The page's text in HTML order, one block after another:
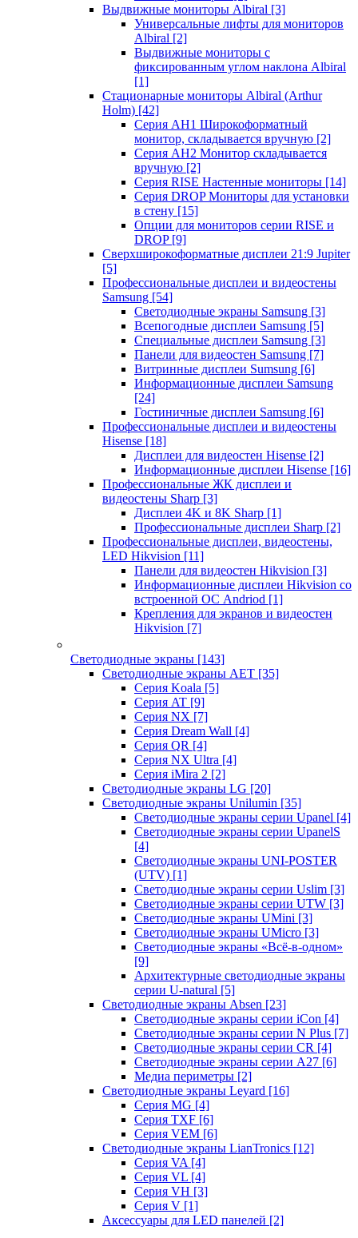
Выдвижные мониторы Albiral [3]
Универсальные лифты для мониторов
Albiral [2]
Выдвижные мониторы с
фиксированным углом наклона Albiral
[1]
Стационарные мониторы Albiral (Arthur
Holm) [42]
Серия AH1 Широкоформатный
монитор, складывается вручную [2]
Серия AH2 Монитор складывается
вручную [2]
Серия RISE Настенные мониторы [14]
Серия DROP Мониторы для установки
в стену [15]
Опции для мониторов серии RISE и
DROP [9]
Сверхширокоформатные дисплеи 21:9 Jupiter
[5]
Профессиональные дисплеи и видеостены
Samsung [54]
Светодиодные экраны Samsung [3]
Всепогодные дисплеи Samsung [5]
Специальные дисплеи Samsung [3]
Панели для видеостен Samsung [7]
Витринные дисплеи Sumsung [6]
Информационные дисплеи Samsung
[24]
Гостиничные дисплеи Samsung [6]
Профессиональные дисплеи и видеостены
Hisense [18]
Дисплеи для видеостен Hisense [2]
Информационные дисплеи Hisense [16]
Профессиональные ЖК дисплеи и
видеостены Sharp [3]
Дисплеи 4K и 8K Sharp [1]
Профессиональные дисплеи Sharp [2]
Профессиональные дисплеи, видеостены,
LED Hikvision [11]
Панели для видеостен Hikvision [3]
Информационные дисплеи Hikvision со
встроенной ОС Andriod [1]
Крепления для экранов и видеостен
Hikvision [7]
Светодиодные экраны [143]
Светодиодные экраны AET [35]
Cерия Koala [5]
Серия AT [9]
Серия NX [7]
Серия Dream Wall [4]
Серия QR [4]
Серия NX Ultra [4]
Серия iMira 2 [2]
Светодиодные экраны LG [20]
Светодиодные экраны Unilumin [35]
Светодиодные экраны серии Upanel [4]
Светодиодные экраны серии UpanelS
[4]
Светодиодные экраны UNI-POSTER
(UTV) [1]
Светодиодные экраны серии Uslim [3]
Светодиодные экраны серии UTW [3]
Светодиодные экраны UMini [3]
Светодиодные экраны UMicro [3]
Светодиодные экраны «Всё-в-одном»
[9]
Архитектурные светодиодные экраны
серии U-natural [5]
Светодиодные экраны Absen [23]
Светодиодные экраны серии iCon [4]
Светодиодные экраны серии N Plus [7]
Светодиодные экраны серии CR [4]
Светодиодные экраны серии А27 [6]
Медиа периметры [2]
Светодиодные экраны Leyard [16]
Серия MG [4]
Серия TXF [6]
Серия VEM [6]
Светодиодные экраны LianTronics [12]
Серия VA [4]
Серия VL [4]
Серия VH [3]
Серия V [1]
Аксессуары для LED панелей [2]